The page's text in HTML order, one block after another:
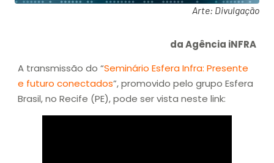
Arte: Divulgação
da Agência iNFRA
A transmissão do “Seminário Esfera Infra: Presente
e futuro conectados”, promovido pelo grupo Esfera
Brasil, no Recife (PE), pode ser vista neste link: